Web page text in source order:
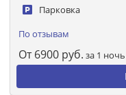
Парковка
По отзывам
От 6900 руб. за 1 ночь